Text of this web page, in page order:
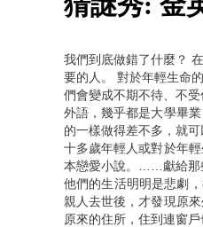
我們到底做錯了什麼？
要的人。 對於年輕生命
們會變成不期不待、不
外語，幾乎都是大學畢
的一樣做得差不多，就
十多歲年輕人或對於年
本戀愛小說。……獻給那
他們的生活明明是悲劇
親人去世後，才發現原
原來的住所，住到連窗